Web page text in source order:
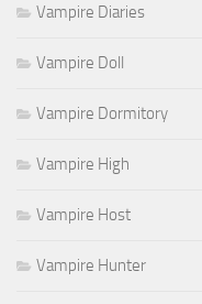
Vampire Diaries
Vampire Doll
Vampire Dormitory
Vampire High
Vampire Host
Vampire Hunter